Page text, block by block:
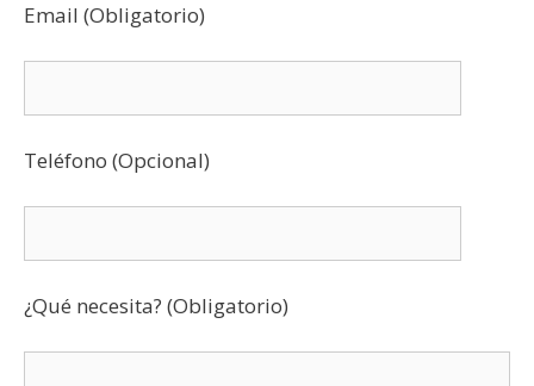
Email (Obligatorio)
Teléfono (Opcional)
¿Qué necesita? (Obligatorio)